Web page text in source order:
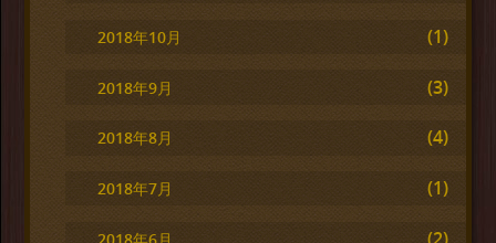
2018年10月 (1)
2018年9月 (3)
2018年8月 (4)
2018年7月 (1)